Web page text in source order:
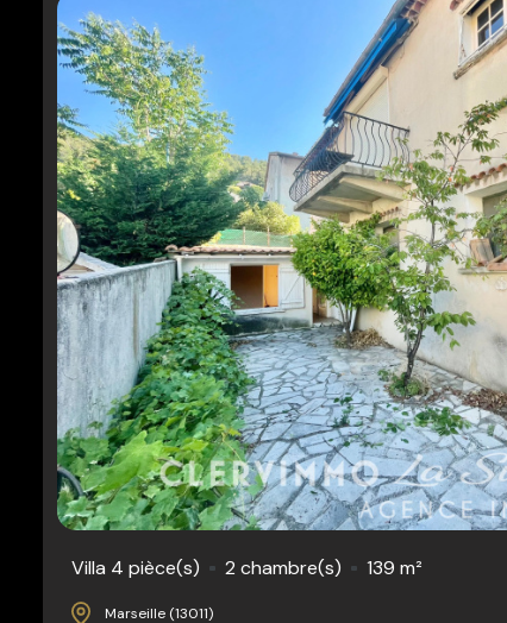
Villa 4 pièce(s) 2 chambre(s) 139 m²
Marseille (13011)